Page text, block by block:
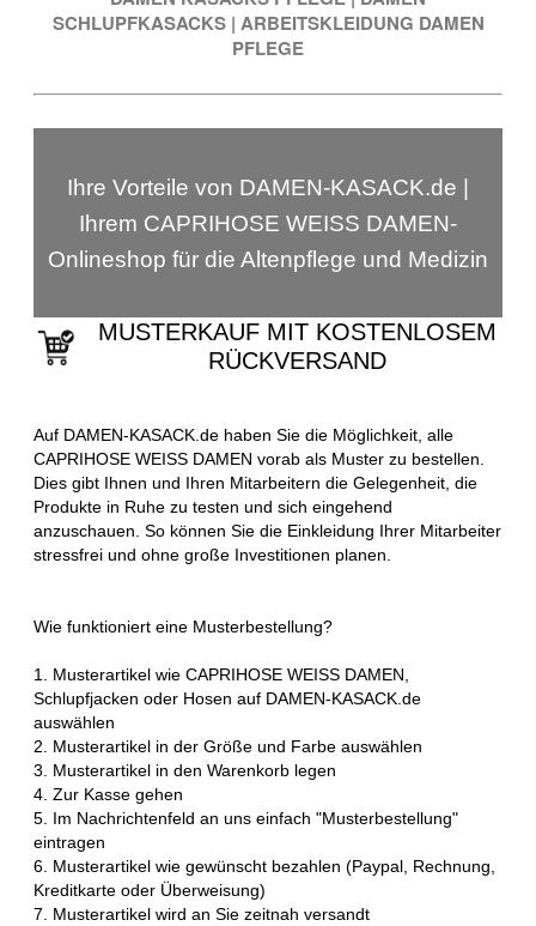
SCHLUPFKASACKS | ARBEITSKLEIDUNG DAMEN
PFLEGE
Ihre Vorteile von DAMEN-KASACK.de |
Ihrem CAPRIHOSE WEISS DAMEN-
Onlineshop für die Altenpflege und Medizin
MUSTERKAUF MIT KOSTENLOSEM
RÜCKVERSAND
Auf DAMEN-KASACK.de haben Sie die Möglichkeit, alle
CAPRIHOSE WEISS DAMEN vorab als Muster zu bestellen.
Dies gibt Ihnen und Ihren Mitarbeitern die Gelegenheit, die
Produkte in Ruhe zu testen und sich eingehend
anzuschauen. So können Sie die Einkleidung Ihrer Mitarbeiter
stressfrei und ohne große Investitionen planen.
Wie funktioniert eine Musterbestellung?
1. Musterartikel wie CAPRIHOSE WEISS DAMEN,
Schlupfjacken oder Hosen auf DAMEN-KASACK.de
auswählen
2. Musterartikel in der Größe und Farbe auswählen
3. Musterartikel in den Warenkorb legen
4. Zur Kasse gehen
5. Im Nachrichtenfeld an uns einfach "Musterbestellung"
eintragen
6. Musterartikel wie gewünscht bezahlen (Paypal, Rechnung,
Kreditkarte oder Überweisung)
7. Musterartikel wird an Sie zeitnah versandt